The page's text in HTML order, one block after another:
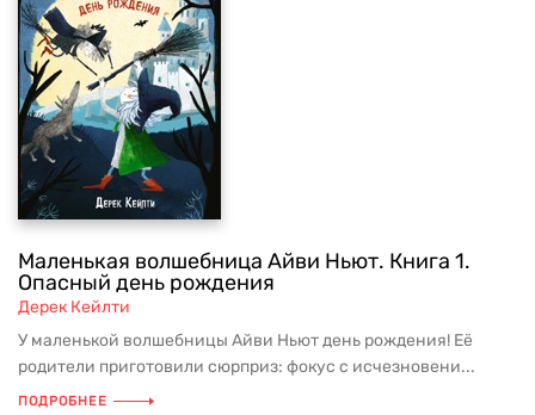
Маленькая волшебница Айви Ньют. Книга 1.
Опасный день рождения
Дерек Кейлти
У маленькой волшебницы Айви Ньют день рождения! Её
родители приготовили сюрприз: фокус с исчезновени...
ПОДРОБНЕЕ